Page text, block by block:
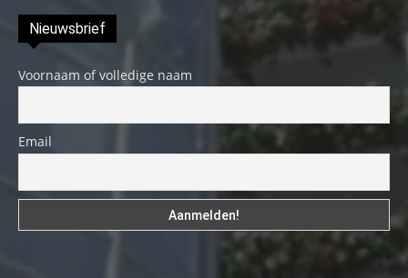
Nieuwsbrief
Voornaam of volledige naam
Email